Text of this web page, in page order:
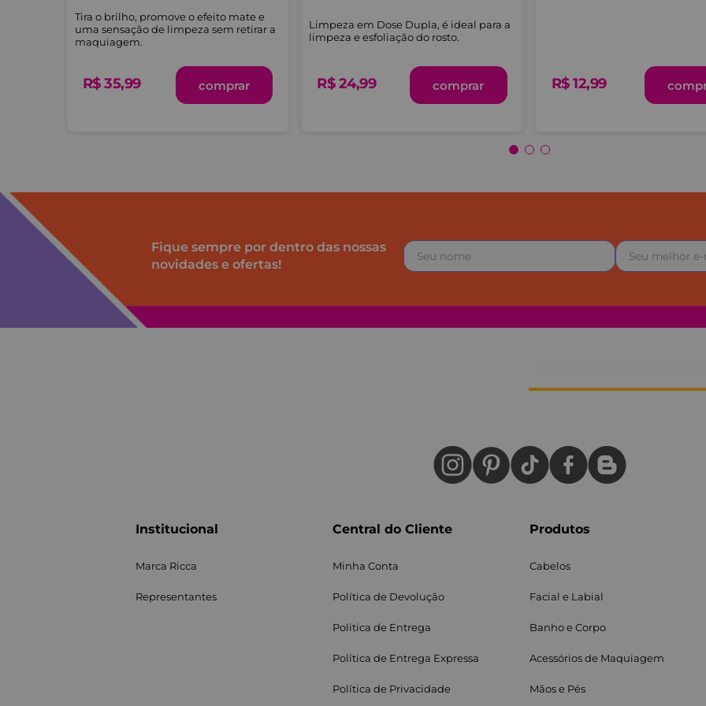
Tira o brilho, promove o efeito mate e
uma sensação de limpeza sem retirar a
maquiagem.
R$ 35,99 comprar
Limpeza em Dose Dupla, é ideal para a
limpeza e esfoliação do rosto.
R$ 24,99 comprar R$ 12,99
Fique sempre por dentro das nossas
novidades e ofertas!
Institucional
Marca Ricca
Representantes
Central do Cliente
Minha Conta
Política de Devolução
Politica de Entrega
Política de Entrega Expressa
Política de Privacidade
Produtos
Cabelos
Facial e Labial
Banho e Corpo
Acessórios de Maquiagem
Mãos e Pés